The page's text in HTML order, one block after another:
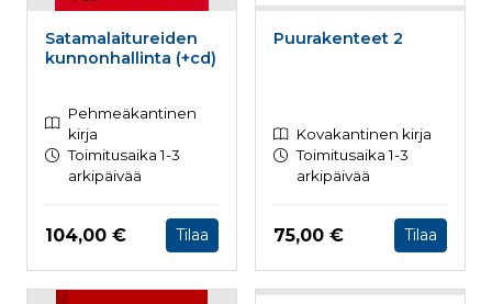
Satamalaitureiden
kunnonhallinta (+cd)
Pehmeäkantinen
kirja
Toimitusaika 1-3
arkipäivää
Hinta nyt
104,00 € Tilaa
Puurakenteet 2
Kovakantinen kirja
Toimitusaika 1-3
arkipäivää
Hinta nyt
75,00 € Tilaa